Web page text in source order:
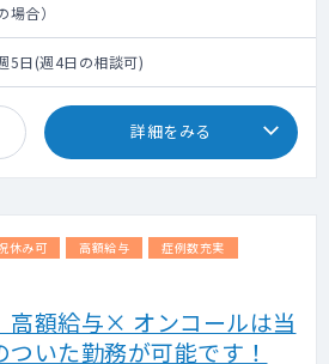
企業及び住民の健診利用者の診察(問診・聴
・結果説明)、人間ドック(30～40名程度/
)、
会健保生活習慣病予防健診、定期健診、入
健診、特定健診、特定保健指導への誘導、
各検査前診察など。
画像診断】各医師の専門性により、読影(胸
稀に出張健診をお願いする場合もございま
電子カルテ/オーダーリング有（メーカー：ソ
トウェアサービス SSI） ・ PACS有（メ
場合）
5日(週4日の相談可)
詳細をみる
休み可 高額給与
症例数充実
高額給与× オンコールは当
いた勤務が可能です！